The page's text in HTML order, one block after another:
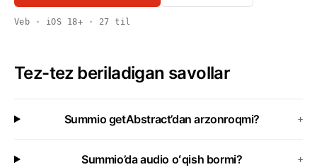
Veb · iOS 18+ · 27 til
Tez-tez beriladigan savollar
Summio getAbstract’dan arzonroqmi? +
Summio’da audio oʻqish bormi? +